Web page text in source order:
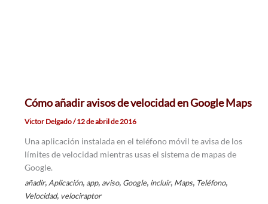
Cómo añadir avisos de velocidad en Google Maps
Victor Delgado/12 de abril de 2016
Una aplicación instalada en el teléfono móvil te avisa de los
límites de velocidad mientras usas el sistema de mapas de
Google.
añadir,Aplicación, app, aviso, Google, incluir, Maps, Teléfono,
Velocidad, velociraptor